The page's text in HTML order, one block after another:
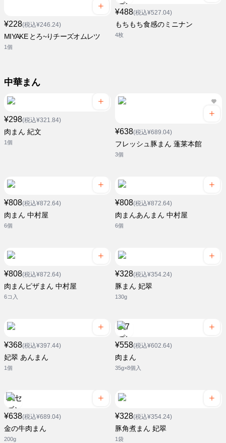
¥228(税込¥246.24)
MIYAKE とろ~りチーズオムレツ
1個
¥488(税込¥527.04)
もちもち食感のミニナン
4枚
中華まん
¥298(税込¥321.84)
肉まん 紀文
1個
¥638(税込¥689.04)
フレッシュ豚まん 蓬莱本館
3個
¥808(税込¥872.64)
肉まん 中村屋
6個
¥808(税込¥872.64)
肉まんあんまん 中村屋
6個
¥808(税込¥872.64)
肉まんピザまん 中村屋
6コ入
¥328(税込¥354.24)
豚まん 妃翠
130g
¥368(税込¥397.44)
妃翠 あんまん
1個
¥558(税込¥602.64)
肉まん
35g×8個入
¥638(税込¥689.04)
金の牛肉まん
200g
¥328(税込¥354.24)
豚角煮まん 妃翠
1袋